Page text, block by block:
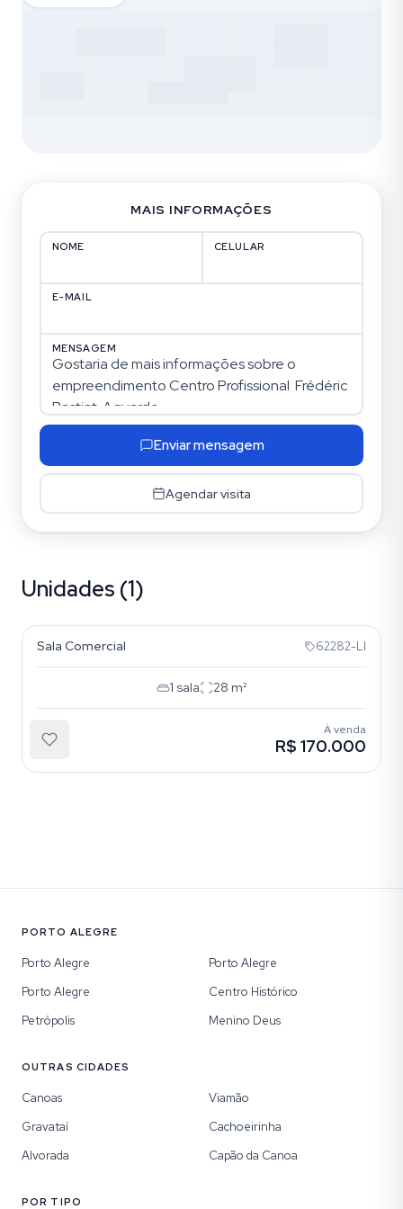
MAIS INFORMAÇÕES
NOME CELULAR
E-MAIL
MENSAGEM
Enviar mensagem
Agendar visita
Unidades (1)
Petrópolis
Sala Comercial 62282-LI
1 sala 28 m²
À venda
R$ 170.000
PORTO ALEGRE
Porto Alegre
Porto Alegre
Porto Alegre
Centro Histórico
Petrópolis
Menino Deus
OUTRAS CIDADES
Canoas
Viamão
Gravataí
Cachoeirinha
Alvorada
Capão da Canoa
POR TIPO